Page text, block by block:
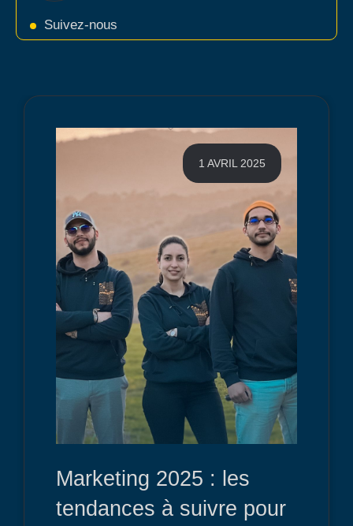
Suivez-nous
Marketing 2025 : les
tendances à suivre pour
1 AVRIL 2025